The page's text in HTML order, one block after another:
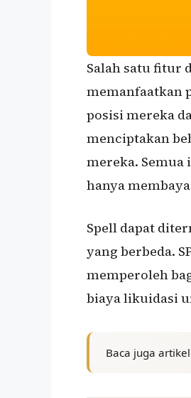
Salah satu fitur
memanfaatkan
posisi mereka
menciptakan
mereka.
hanya
Spell dapat
yang berbeda.
memperoleh
biaya likuidasi
Baca juga